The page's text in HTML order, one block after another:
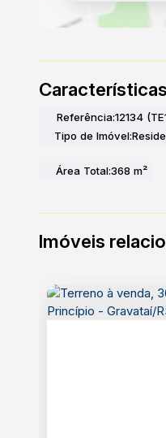
Referência:12134
Tipo de Imóvel:
Área Total:368 m²
Imóveis